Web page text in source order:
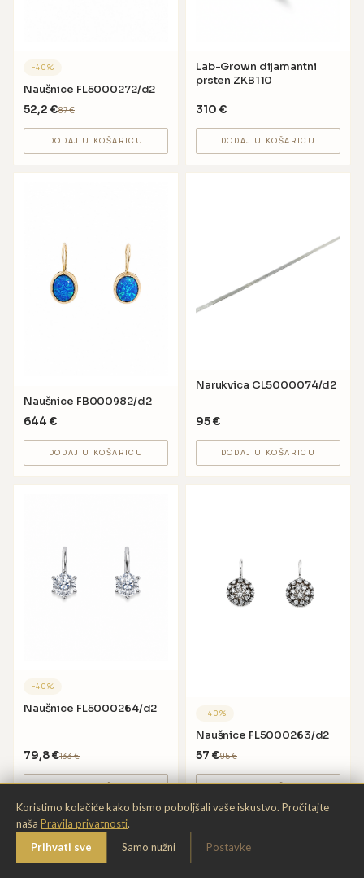
−40%
Naušnice FL5000272/d2
52,2 €87€
DODAJ U KOŠARICU
Lab-Grown dijamantni
prsten ZKB110
310 €
DODAJ U KOŠARICU
Naušnice FB000982/d2
644 €
DODAJ U KOŠARICU
Narukvica CL5000074/d2
95€
DODAJ U KOŠARICU
−40%
Naušnice FL5000264/d2
79,8€133€
DODAJ U KOŠARICU
−40%
Naušnice FL5000263/d2
57 €95€
DODAJ U KOŠARICU
Koristimo kolačiće kako bismo poboljšali vaše iskustvo. Pročitajte
naša Pravila privatnosti.
Prihvati sve
Samo nužni Postavke